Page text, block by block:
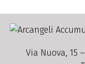
Via Nuova, 15